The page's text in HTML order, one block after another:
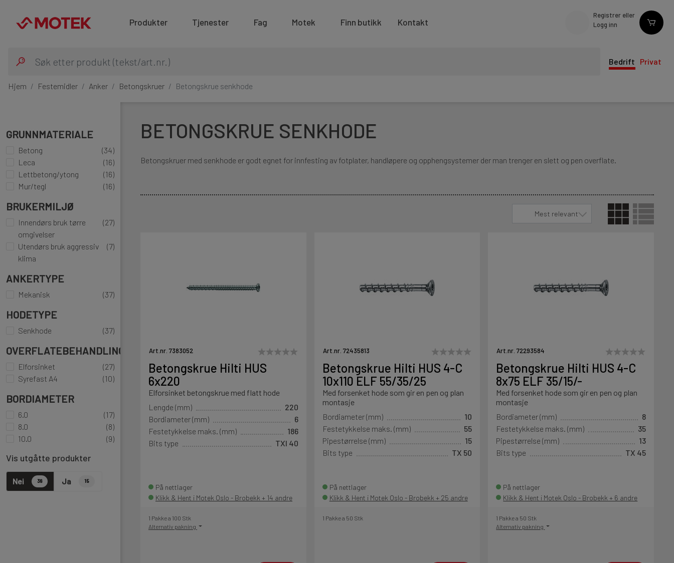
Produkter Tjenester Fag Motek Finn butikk Kontakt
Registrer eller
Logg inn
Bedrift Privat
Hjem Festemidler Anker Betongskruer Betongskrue senkhode
GRUNNMATERIALE
Betong
(34)
Leca
(16)
Lettbetong/ytong
(16)
Mur/tegl
(16)
BRUKERMILJØ
Innendørs bruk tørre
omgivelser
(27)
Utendørs bruk aggressiv
klima
(7)
ANKERTYPE
Mekanisk (37)
HODETYPE
Senkhode (37)
OVERFLATEBEHANDLING
Elforsinket
(27)
Syrefast A4
(10)
BORDIAMETER
6.0
(17)
8.0
(8)
10.0
(9)
Vis utgåtte produkter
Nei 38 Ja 15
BETONGSKRUE SENKHODE
Betongskruer med senkhode er godt egnet for innfesting av fotplater, handløpere og opphengsystemer der man trenger en slett og pen overflate.
Mest relevant
Art.nr. 7383052
Betongskrue Hilti HUS
6x220
Elforsinket betongskrue med flatt hode
Lengde (mm)
220
Bordiameter (mm)
6
Festetykkelse maks. (mm)
186
Bits type
TXI 40
På nettlager
Klikk & Hent i Motek Oslo - Brobekk + 14 andre
1 Pakke a 100 Stk
Alternativ pakning
Art.nr. 72435813
Betongskrue Hilti HUS 4-C
10x110 ELF 55/35/25
Med forsenket hode som gir en pen og plan
montasje
Bordiameter (mm)
10
Festetykkelse maks. (mm)
55
Pipestørrelse (mm)
15
Bits type
TX 50
På nettlager
Klikk & Hent i Motek Oslo - Brobekk + 25 andre
1 Pakke a 50 Stk
Art.nr. 72293584
Betongskrue Hilti HUS 4-C
8x75 ELF 35/15/-
Med forsenket hode som gir en pen og plan
montasje
Bordiameter (mm)
8
Festetykkelse maks. (mm)
35
Pipestørrelse (mm)
13
Bits type
TX 45
På nettlager
Klikk & Hent i Motek Oslo - Brobekk + 6 andre
1 Pakke a 50 Stk
Alternativ pakning